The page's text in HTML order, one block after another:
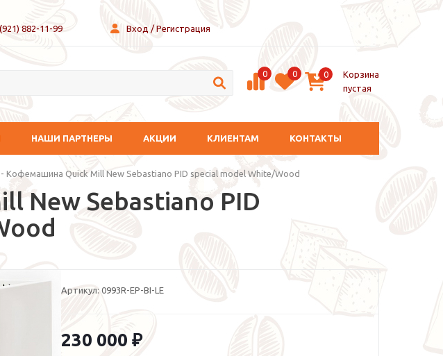
882-11-99 Вход / Регистрация
0 0 0
Корзина
пустая
НАШИ ПАРТНЕРЫ АКЦИИ КЛИЕНТАМ КОНТАКТЫ
- Кофемашина Quick Mill New Sebastiano PID special model White/Wood
New Sebastiano PID
Артикул: 0993R-EP-BI-LE
230 000 ₽